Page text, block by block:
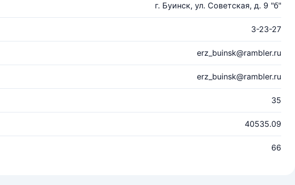
г. Буинск, ул. Советская, д. 9 "б"
3-23-27
erz_buinsk@rambler.ru
erz_buinsk@rambler.ru
35
40535.09
66